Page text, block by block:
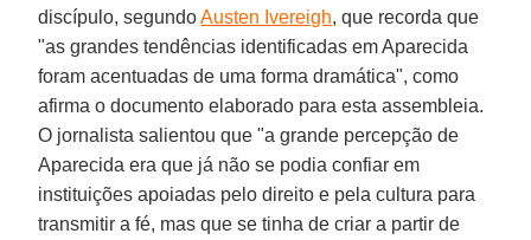
discípulo, segundoAusten Ivereigh, que recorda que
"as grandes tendências identificadas em Aparecida
foram acentuadas de uma forma dramática", como
afirma o documento elaborado para esta assembleia.
O jornalista salientou que "a grande percepção de
Aparecida era que já não se podia confiar em
instituições apoiadas pelo direito e pela cultura para
transmitir a fé, mas que se tinha de criar a partir de